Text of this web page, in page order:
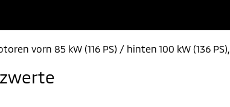
vorn 85 kW (116 PS) / hinten 100 kW (136